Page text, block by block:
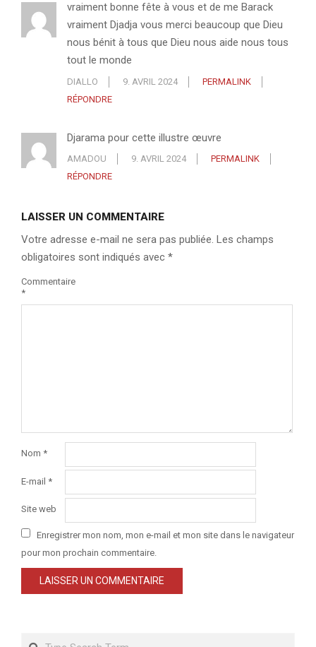
vraiment bonne fête à vous et de me Barack
vraiment Djadja vous merci beaucoup que Dieu
nous bénit à tous que Dieu nous aide nous tous
tout le monde
DIALLO 9. AVRIL 2024
PERMALINK
RÉPONDRE
Djarama pour cette illustre œuvre
AMADOU 9. AVRIL 2024
PERMALINK
RÉPONDRE
LAISSER UN COMMENTAIRE
Votre adresse e-mail ne sera pas publiée. Les champs
obligatoires sont indiqués avec *
Commentaire
*
Nom *
E-mail *
Site web
Enregistrer mon nom, mon e-mail et mon site dans le navigateur
pour mon prochain commentaire.
Search